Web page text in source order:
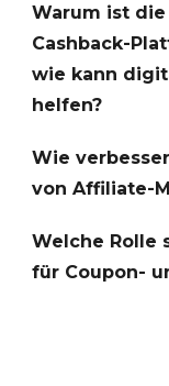
Warum ist
Cashback-
wie kann
helfen?
Wie
von Affiliate-
Welche Rolle
für Coupon-